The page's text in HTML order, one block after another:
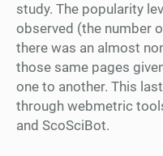
study. The popularity
observed (the number
there was an almost
those same pages
one to another. This
through webmetric
and ScoSciBot.